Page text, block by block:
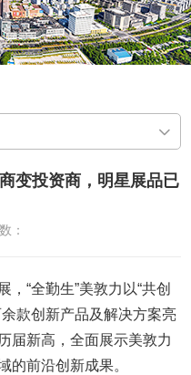
变投资商，明星展品已
：
“全勤生”美敦力以“共创
款创新产品及解决方案亮
届新高，全面展示美敦力
的前沿创新成果。